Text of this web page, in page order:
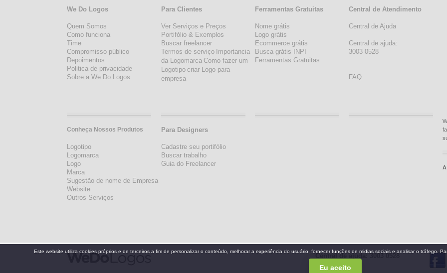
We Do Logos
Quem Somos
Como funciona
Time
Compromisso público
Depoimentos
Politica de privacidade
Sobre a We Do Logos
Conheça Nossos Produtos
Logotipo
Logomarca
Logo
Marca
Sugestão de nome de Empresa
Website
Outros Serviços
Para Clientes
Ver Serviços e Preços
Portifólio & Exemplos
Buscar freelancer
Termos de serviço Importancia
da Logomarca Como fazer um
Logotipo criar Logo para
empresa
Para Designers
Cadastre seu portifólio
Buscar trabalho
Guia do Freelancer
Ferramentas Gratuitas
Nome grátis
Logo grátis
Ecommerce grátis
Busca grátis INPI
Ferramentas Gratuitas
Central de Atendimento
Central de Ajuda
Central de ajuda:
3003 0528
FAQ
Central de ajuda: 3003 0528